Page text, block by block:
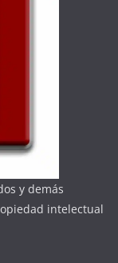
y demás
intelectual